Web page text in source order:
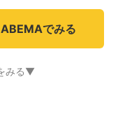
ABEMAでみる
みる▼